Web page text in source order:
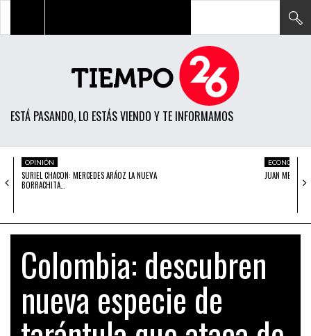
ESTÁ PASANDO, LO ESTÁS VIENDO Y TE INFORMAMOS
POLÍTICA
ECONOMÍA
SOCIEDAD
OPINIÓN
ENTRETENIMIENTO
TECH
VIDEOS
OPINIÓN
SURIEL CHACON: MERCEDES ARÁOZ LA NUEVA
BORRACHITA…
ECONOMÍA
JUAN
Colombia: descubren
nueva especie de